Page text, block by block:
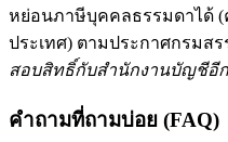
หย่อนภาษีบุคคลธรรมดาได้
ประเทศ) ตามประกาศกรมส
สอบสิทธิ์กับสำนักงานบัญชีอี
คำถามที่ถามบ่อย (FAQ)